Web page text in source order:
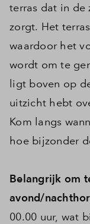
terras dat in de
zorgt. Het
waardoor het
wordt om te
ligt boven op
uitzicht hebt
Kom langs
hoe bijzonder
Belangrijk om
avond/
00.00 uur, wat